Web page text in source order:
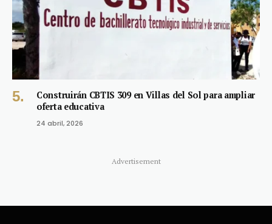
Construirán CBTIS 309 en Villas del Sol para ampliar
oferta educativa
24 abril, 2026
Advertisement